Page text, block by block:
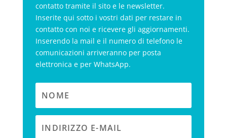
contatto tramite il sito e le newsletter.
Inserite qui sotto i vostri dati per restare in
contatto con noi e ricevere gli aggiornamenti.
Inserendo la mail e il numero di telefono le
comunicazioni arriveranno per posta
elettronica e per WhatsApp.